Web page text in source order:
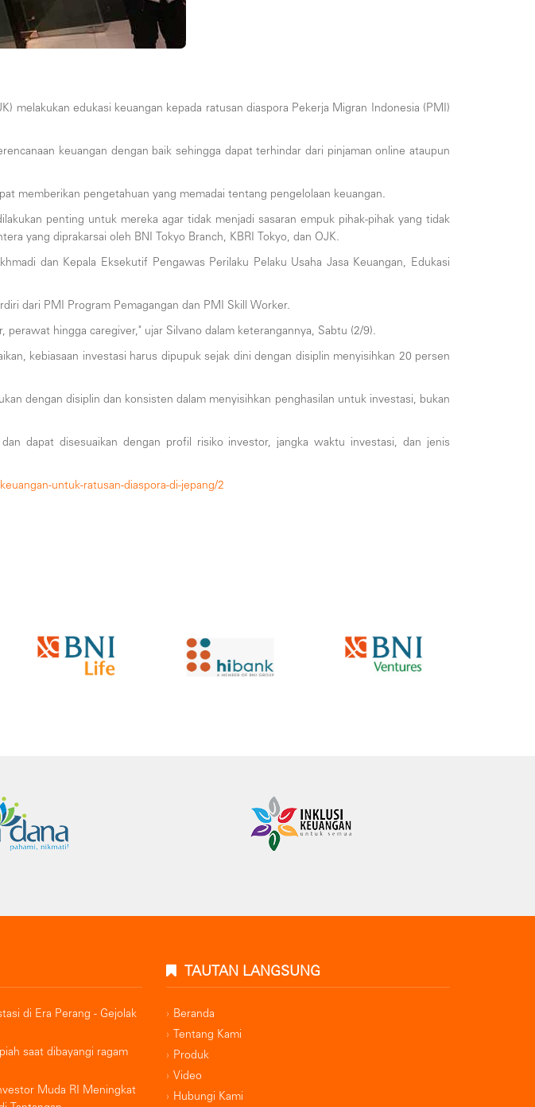
melakukan edukasi keuangan kepada ratusan diaspora Pekerja Migran Indonesia (PMI)
keuangan dengan baik sehingga dapat terhindar dari pinjaman online ataupun
memberikan pengetahuan yang memadai tentang pengelolaan keuangan.
penting untuk mereka agar tidak menjadi sasaran empuk pihak-pihak yang tidak
yang diprakarsai oleh BNI Tokyo Branch, KBRI Tokyo, dan OJK.
dan Kepala Eksekutif Pengawas Perilaku Pelaku Usaha Jasa Keuangan, Edukasi
dari PMI Program Pemagangan dan PMI Skill Worker.
hingga caregiver," ujar Silvano dalam keterangannya, Sabtu (2/9).
kebiasaan investasi harus dipupuk sejak dini dengan disiplin menyisihkan 20 persen
dengan disiplin dan konsisten dalam menyisihkan penghasilan untuk investasi, bukan
dapat disesuaikan dengan profil risiko investor, jangka waktu investasi, dan jenis
untuk-ratusan-diaspora-di-jepang/2
di Era Perang - Gejolak
saat dibayangi ragam
Muda RI Meningkat
TAUTAN LANGSUNG
Beranda
Tentang Kami
Produk
Video
Hubungi Kami